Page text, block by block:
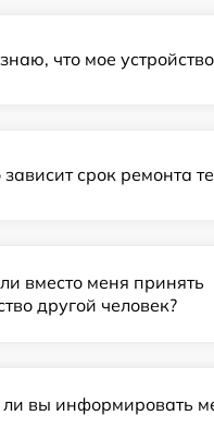
что мое устройство
зависит срок ремонта
вместо меня принять
другой человек?
ли вы информировать